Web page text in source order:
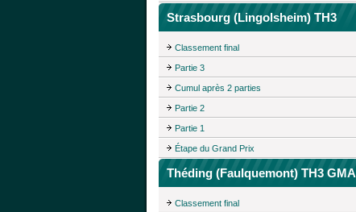
Strasbourg (Lingolsheim) TH3
Classement final
Partie 3
Cumul après 2 parties
Partie 2
Partie 1
Étape du Grand Prix
Théding (Faulquemont) TH3 GMA
Classement final